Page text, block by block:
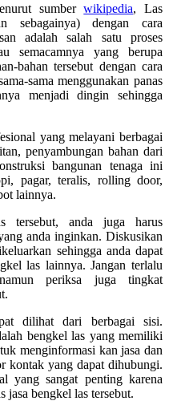
sumberwikipedia, Las
sebagainya) dengan cara
adalah salah satu proses
semacamnya yang berupa
bahan tersebut dengan cara
sama menggunakan panas
menjadi dingin sehingga
yang melayani berbagai
penyambungan bahan dari
bangunan tenaga ini
pagar, teralis, rolling door,
lainnya.
tersebut, anda juga harus
anda inginkan. Diskusikan
sehingga anda dapat
las lainnya. Jangan terlalu
periksa juga tingkat
dilihat dari berbagai sisi.
bengkel las yang memiliki
menginformasi kan jasa dan
kontak yang dapat dihubungi.
yang sangat penting karena
jasa bengkel las tersebut.